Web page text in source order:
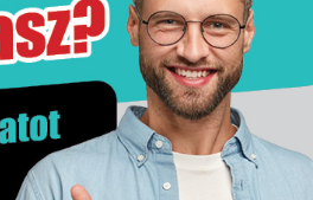
15 kg
db
Jika
1 db